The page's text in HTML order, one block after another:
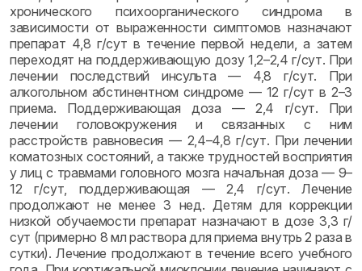
хронического психоорганического синдрома в
зависимости от выраженности симптомов назначают
препарат 4,8 г/сут в течение первой недели, а затем
переходят на поддерживающую дозу 1,2–2,4 г/сут. При
лечении последствий инсульта — 4,8 г/сут. При
алкогольном абстинентном синдроме — 12 г/сут в 2–3
приема. Поддерживающая доза — 2,4 г/сут. При
лечении головокружения и связанных с ним
расстройств равновесия — 2,4–4,8 г/сут. При лечении
коматозных состояний, а также трудностей восприятия
у лиц с травмами головного мозга начальная доза — 9–
12 г/сут, поддерживающая — 2,4 г/сут. Лечение
продолжают не менее 3 нед. Детям для коррекции
низкой обучаемости препарат назначают в дозе 3,3 г/
сут (примерно 8 мл раствора для приема внутрь 2 раза в
сутки). Лечение продолжают в течение всего учебного